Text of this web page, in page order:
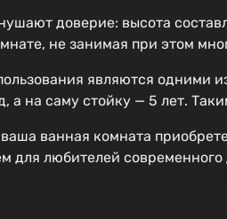
доверие: высота
не занимая при этом
являются
а на саму стойку — 5 лет.
ванная комната
для любителей современного